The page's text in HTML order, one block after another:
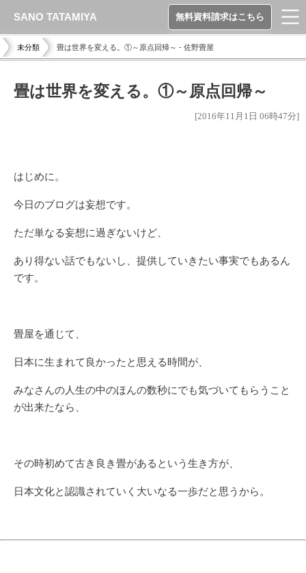
未分類 畳は世界を変える。①～原点回帰～ - 佐野畳屋
畳は世界を変える。①～原点回帰～
[2016年11月1日 06時47分]
はじめに。
今日のブログは妄想です。
ただ単なる妄想に過ぎないけど、
あり得ない話でもないし、提供していきたい事実でもあるん
です。
畳屋を通じて、
日本に生まれて良かったと思える時間が、
みなさんの人生の中のほんの数秒にでも気づいてもらうこと
が出来たなら、
その時初めて古き良き畳があるという生き方が、
日本文化と認識されていく大いなる一歩だと思うから。
SANO TATAMIYA 無料資料請求はこちら